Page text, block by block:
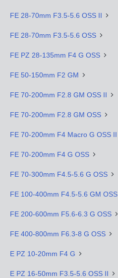
FE 28-70mm F3.5-5.6 OSS II
FE 28-70mm F3.5-5.6 OSS
FE PZ 28-135mm F4 G OSS
FE 50-150mm F2 GM
FE 70-200mm F2.8 GM OSS II
FE 70-200mm F2.8 GM OSS
FE 70-200mm F4 Macro G OSS II
FE 70-200mm F4 G OSS
FE 70-300mm F4.5-5.6 G OSS
FE 100-400mm F4.5-5.6 GM OSS
FE 200-600mm F5.6-6.3 G OSS
FE 400-800mm F6.3-8 G OSS
E PZ 10-20mm F4 G
E PZ 16-50mm F3.5-5.6 OSS II